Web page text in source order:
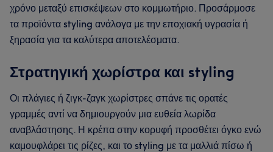
χρόνο μεταξύ επισκέψεων στο κομμωτήριο. Προσάρμοσε
τα προϊόντα styling ανάλογα με την εποχιακή υγρασία ή
ξηρασία για τα καλύτερα αποτελέσματα.
Στρατηγική χωρίστρα και styling
Οι πλάγιες ή ζιγκ-ζαγκ χωρίστρες σπάνε τις ορατές
γραμμές αντί να δημιουργούν μια ευθεία λωρίδα
αναβλάστησης. Η κρέπα στην κορυφή προσθέτει όγκο ενώ
καμουφλάρει τις ρίζες, και το styling με τα μαλλιά πίσω ή